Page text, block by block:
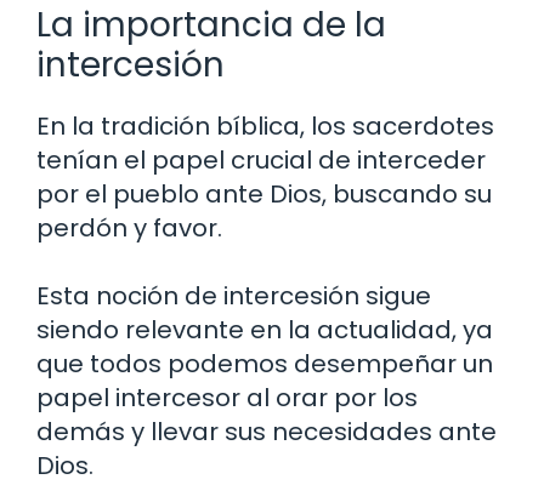
La importancia de la
intercesión
En la tradición bíblica, los sacerdotes
tenían el papel crucial de interceder
por el pueblo ante Dios, buscando su
perdón y favor.
Esta noción de intercesión sigue
siendo relevante en la actualidad, ya
que todos podemos desempeñar un
papel intercesor al orar por los
demás y llevar sus necesidades ante
Dios.